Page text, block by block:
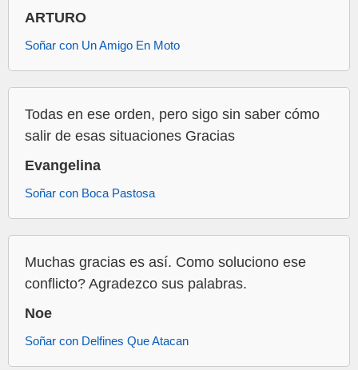
ARTURO
Soñar con Un Amigo En Moto
Todas en ese orden, pero sigo sin saber cómo
salir de esas situaciones Gracias
Evangelina
Soñar con Boca Pastosa
Muchas gracias es así. Como soluciono ese
conflicto? Agradezco sus palabras.
Noe
Soñar con Delfines Que Atacan